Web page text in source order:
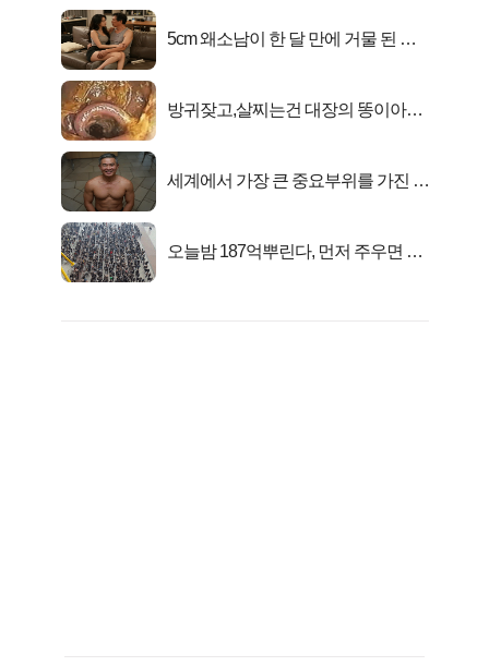
5cm 왜소남이 한 달 만에 거물 된 사
방귀잦고,살찌는건 대장의 똥이아니
세계에서 가장 큰 중요부위를 가진 남
오늘밤 187억뿌린다, 먼저 주우면 최